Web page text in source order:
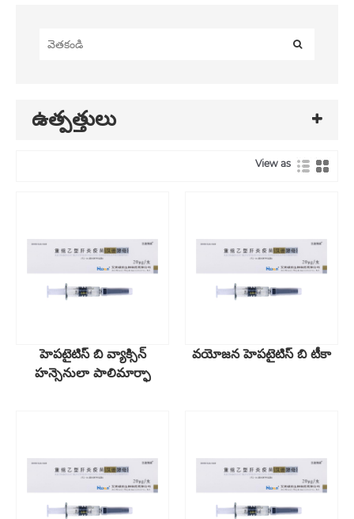
ఉత్పత్తులు
View as
హెపటైటిస్ బి వ్యాక్సిన్
హన్సెనులా పాలిమార్ఫా
వయోజన హెపటైటిస్ బి టీకా